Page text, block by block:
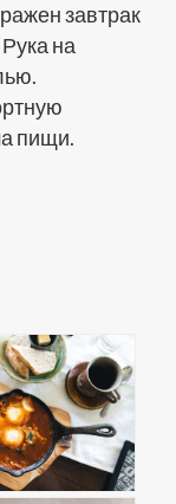
завтрак
на
пищи.